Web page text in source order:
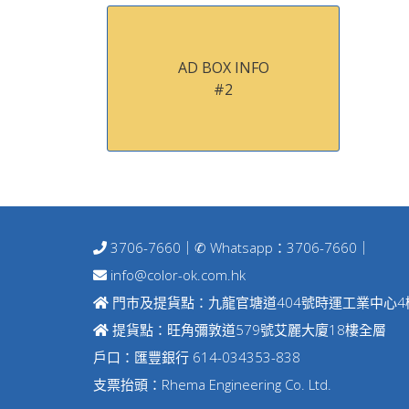
AD BOX INFO
#2
3706-7660 ｜✆ Whatsapp： 3706-7660 ｜
info@color-ok.com.hk
門巿及提貨點：九龍官塘道404號時運工業中心4
提貨點：旺角彌敦道579號艾麗大廈18樓全層
戶口：匯豐銀行 614-034353-838
支票抬頭：Rhema Engineering Co. Ltd.